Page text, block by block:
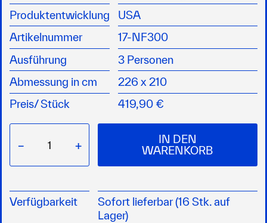
Produktentwicklung
USA
Artikelnummer
17-NF300
Ausführung
3 Personen
Abmessung in cm
226 x 210
Preis/Stück 419,90 €
− +
IN DEN
WARENKORB
Verfügbarkeit
Sofort lieferbar (16 Stk. auf
Lager)